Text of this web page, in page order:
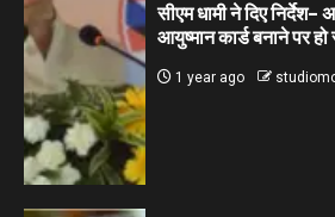
सीएम धामी ने दिए
आयुष्मान कार्ड बनाने पर हो
1 year ago